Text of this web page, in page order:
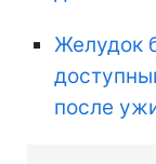
Желудок
после